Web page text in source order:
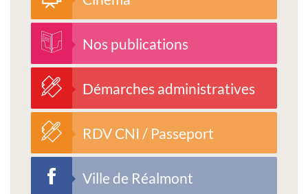
Nos publications
Démarches administratives
RDV CNI / Passeport
Ville de Réalmont